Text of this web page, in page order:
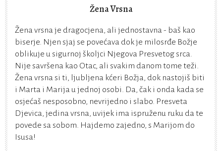
Žena Vrsna
Žena vrsna je dragocjena, ali jednostavna - baš kao
biserje. Njen sjaj se povećava dok je milosrđe Božje
oblikuje u sigurnoj školjci Njegova Presvetog srca.
Nije savršena kao Otac, ali svakim danom tome teži.
Žena vrsna si ti, ljubljena kćeri Božja, dok nastojiš biti
i Marta i Marija u jednoj osobi. Da, čak i onda kada se
osjećaš nesposobno, nevrijedno i slabo. Presveta
Djevica, jedina vrsna, uvijek ima ispruženu ruku da te
povede sa sobom. Hajdemo zajedno, s Marijom do
Isusa!